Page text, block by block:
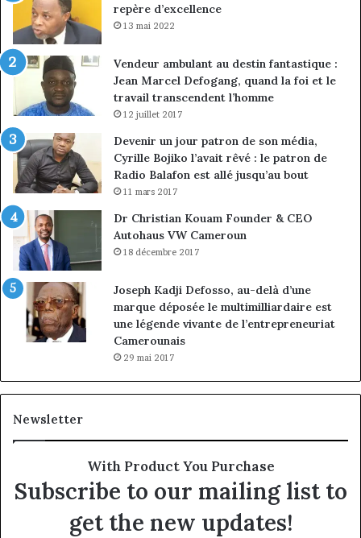
entreprises
repère d’excellence
13 mai 2022
Vendeur ambulant au destin fantastique :
Jean Marcel Defogang, quand la foi et le
travail transcendent l’homme
12 juillet 2017
Devenir un jour patron de son média,
Cyrille Bojiko l’avait rêvé : le patron de
Radio Balafon est allé jusqu’au bout
11 mars 2017
Dr Christian Kouam Founder & CEO
Autohaus VW Cameroun
18 décembre 2017
Joseph Kadji Defosso, au-delà d’une
marque déposée le multimilliardaire est
une légende vivante de l’entrepreneuriat
Camerounais
29 mai 2017
Newsletter
With Product You Purchase
Subscribe to our mailing list to
get the new updates!